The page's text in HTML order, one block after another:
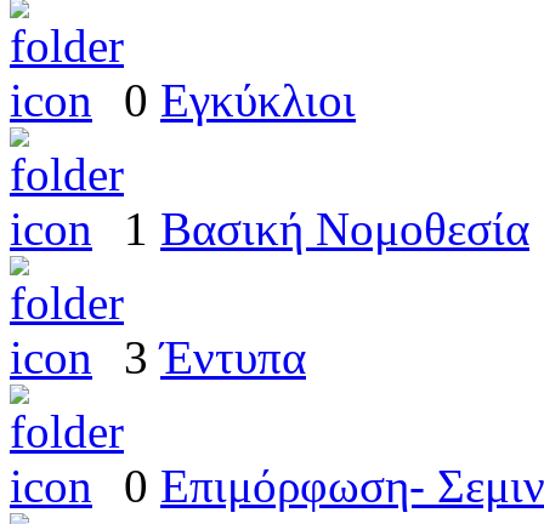
0 Εγκύκλιοι
1 Βασική Νομοθεσία
3 Έντυπα
0 Επιμόρφωση-